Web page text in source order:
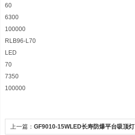
60
6300
100000
RLB96-L70
LED
70
7350
100000
上一篇： GF9010-15WLED长寿防爆平台吸顶灯